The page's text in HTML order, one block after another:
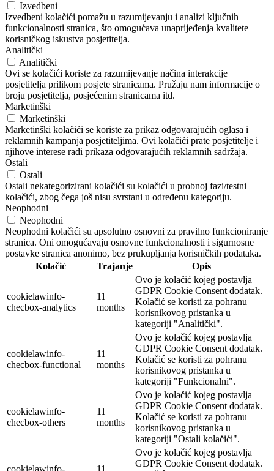
Izvedbeni
Izvedbeni kolačići pomažu u razumijevanju i analizi ključnih
funkcionalnosti stranica, što omogućava unaprijeđenja kvalitete
korisničkog iskustva posjetitelja.
Analitički
Analitički
Ovi se kolačići koriste za razumijevanje načina interakcije
posjetitelja prilikom posjete stranicama. Pružaju nam informacije o
broju posjetitelja, posjećenim stranicama itd.
Marketinški
Marketinški
Marketinški kolačići se koriste za prikaz odgovarajućih oglasa i
reklamnih kampanja posjetiteljima. Ovi kolačići prate posjetitelje i
njihove interese radi prikaza odgovarajućih reklamnih sadržaja.
Ostali
Ostali
Ostali nekategorizirani kolačići su kolačići u probnoj fazi/testni
kolačići, zbog čega još nisu svrstani u određenu kategoriju.
Neophodni
Neophodni
Neophodni kolačići su apsolutno osnovni za pravilno funkcioniranje
stranica. Oni omogućavaju osnovne funkcionalnosti i sigurnosne
postavke stranica anonimo, bez prukupljanja korisničkih podataka.
Kolačić
Trajanje Opis
cookielawinfo-
checbox-analytics
11
months
Ovo je kolačić kojeg postavlja
GDPR Cookie Consent dodatak.
Kolačić se koristi za pohranu
korisnikovog pristanka u
kategoriji "Analitički".
cookielawinfo-
checbox-functional
11
months
Ovo je kolačić kojeg postavlja
GDPR Cookie Consent dodatak.
Kolačić se koristi za pohranu
korisnikovog pristanka u
kategoriji "Funkcionalni".
cookielawinfo-
checbox-others
11
months
Ovo je kolačić kojeg postavlja
GDPR Cookie Consent dodatak.
Kolačić se koristi za pohranu
korisnikovog pristanka u
kategoriji "Ostali kolačići".
Ovo je kolačić kojeg postavlja
GDPR Cookie Consent dodatak.